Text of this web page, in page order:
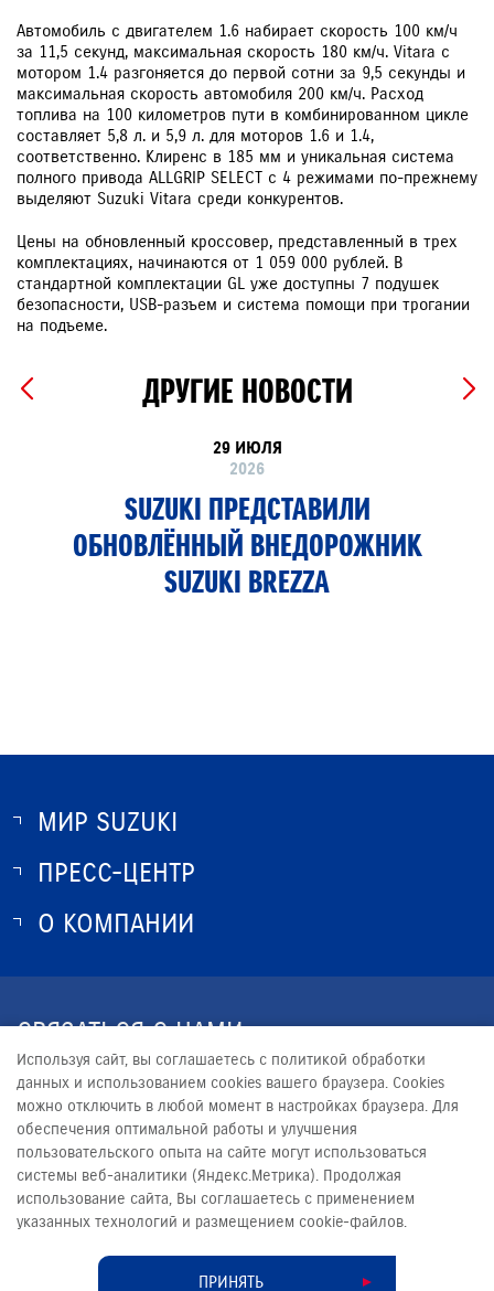
Автомобиль с двигателем 1.6 набирает скорость 100 км/ч
за 11,5 секунд, максимальная скорость 180 км/ч. Vitara с
мотором 1.4 разгоняется до первой сотни за 9,5 секунды и
максимальная скорость автомобиля 200 км/ч. Расход
топлива на 100 километров пути в комбинированном цикле
составляет 5,8 л. и 5,9 л. для моторов 1.6 и 1.4,
соответственно. Клиренс в 185 мм и уникальная система
полного привода ALLGRIP SELECT с 4 режимами по-прежнему
выделяют Suzuki Vitara среди конкурентов.
Цены на обновленный кроссовер, представленный в трех
комплектациях, начинаются от 1 059 000 рублей. В
стандартной комплектации GL уже доступны 7 подушек
безопасности, USB-разъем и система помощи при трогании
на подъеме.
ДРУГИЕ НОВОСТИ
29 ИЮЛЯ
2026
SUZUKI ПРЕДСТАВИЛИ
ОБНОВЛЁННЫЙ ВНЕДОРОЖНИК
SUZUKI BREZZA
МИР SUZUKI
О SUZUKI
ПРЕСС-ЦЕНТР
НОВОСТИ
О КОМПАНИИ
СВЯЗАТЬСЯ С НАМИ
+7 (3952) 500-110
INFO@SUZUKI-TERRA.RU
© 2026
Сделано в ПЕРКС
Используя сайт, вы соглашаетесь с политикой обработки
данных и использованием cookies вашего браузера. Cookies
можно отключить в любой момент в настройках браузера. Для
обеспечения оптимальной работы и улучшения
пользовательского опыта на сайте могут использоваться
системы веб-аналитики (Яндекс.Метрика). Продолжая
использование сайта, Вы соглашаетесь с применением
указанных технологий и размещением cookie-файлов.
ПРИНЯТЬ